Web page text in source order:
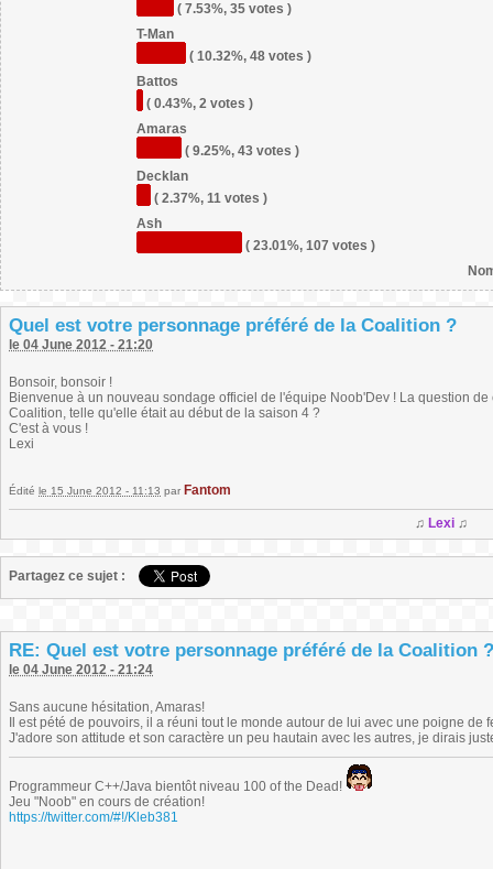
( 7.53%, 35 votes )
T-Man
( 10.32%, 48 votes )
Battos
( 0.43%, 2 votes )
Amaras
( 9.25%, 43 votes )
Decklan
( 2.37%, 11 votes )
Ash
( 23.01%, 107 votes )
Quel est votre personnage préféré de la Coalition ?
le 04 June 2012 - 21:20
Bonsoir, bonsoir !
Bienvenue à un nouveau sondage officiel de l'équipe Noob'Dev ! La question
Coalition, telle qu'elle était au début de la saison 4 ?
C'est à vous !
Lexi
Édité le 15 June 2012 - 11:13 par Fantom
♫ Lexi ♫
Partagez ce sujet :
RE: Quel est votre personnage préféré de la Coalition ?
le 04 June 2012 - 21:24
Sans aucune hésitation, Amaras!
Il est pété de pouvoirs, il a réuni tout le monde autour de lui avec une poigne
J'adore son attitude et son caractère un peu hautain avec les autres, je dirais
Programmeur C++/Java bientôt niveau 100 of the Dead!
Jeu "Noob" en cours de création!
https://twitter.com/#!/Kleb381